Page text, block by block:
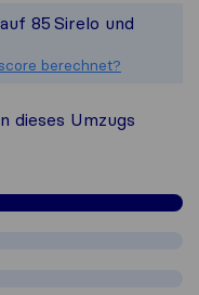
85 Sirelo und
berechnet?
dieses Umzugs​